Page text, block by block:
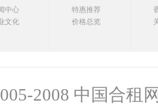
中心
文化
特惠推荐
价格总览
2008 中国合租